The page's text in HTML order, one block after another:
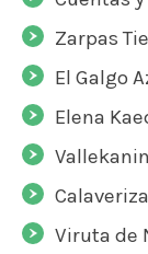
Zarpas
El Galgo
Elena
Viruta de